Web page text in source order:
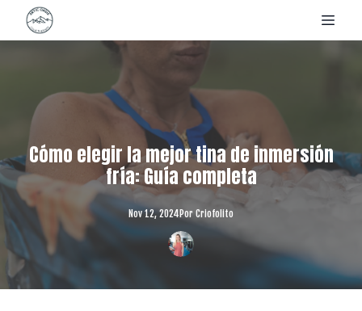
Cómo elegir la mejor tina de inmersión
fría: Guía completa
Nov 12, 2024 Por Criofolito